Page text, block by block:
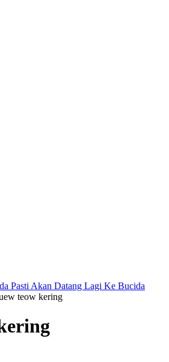
Pasti Akan Datang Lagi Ke Bucida
teow kering